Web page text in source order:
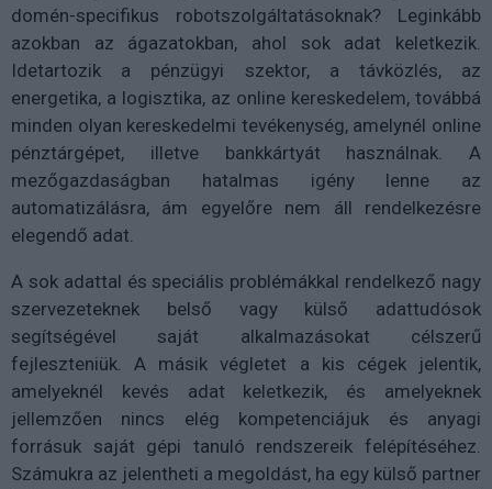
domén-specifikus robotszolgáltatásoknak? Leginkább
azokban az ágazatokban, ahol sok adat keletkezik.
Idetartozik a pénzügyi szektor, a távközlés, az
energetika, a logisztika, az online kereskedelem, továbbá
minden olyan kereskedelmi tevékenység, amelynél online
pénztárgépet, illetve bankkártyát használnak. A
mezőgazdaságban hatalmas igény lenne az
automatizálásra, ám egyelőre nem áll rendelkezésre
elegendő adat.
A sok adattal és speciális problémákkal rendelkező nagy
szervezeteknek belső vagy külső adattudósok
segítségével saját alkalmazásokat célszerű
fejleszteniük. A másik végletet a kis cégek jelentik,
amelyeknél kevés adat keletkezik, és amelyeknek
jellemzően nincs elég kompetenciájuk és anyagi
forrásuk saját gépi tanuló rendszereik felépítéséhez.
Számukra az jelentheti a megoldást, ha egy külső partner